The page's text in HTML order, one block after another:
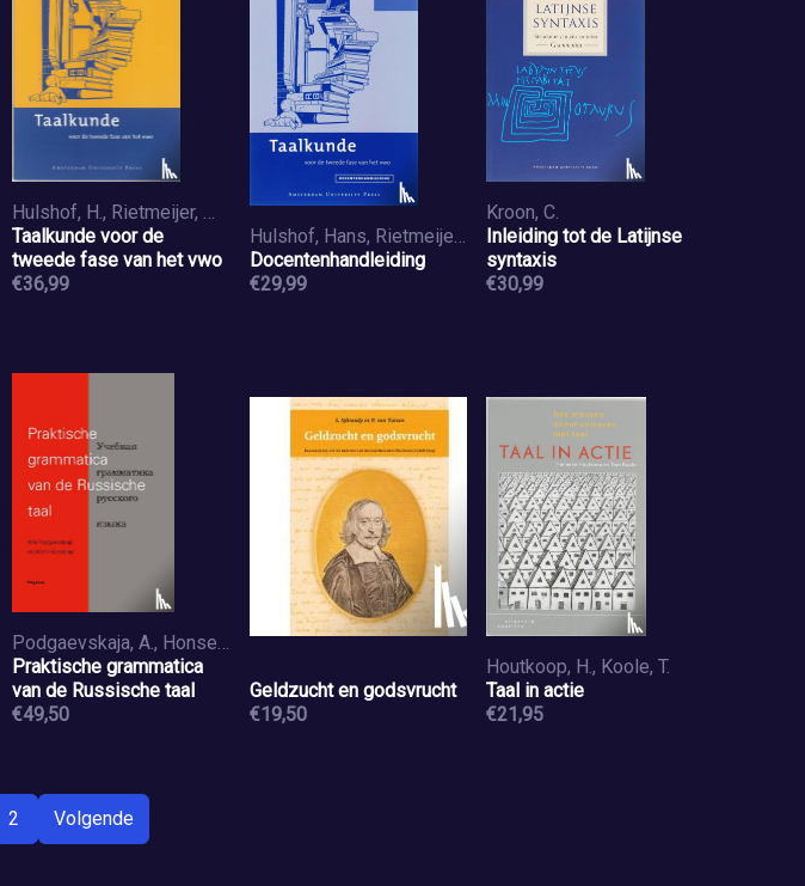
Hulshof, H., Rietmeijer, M., Verhagen, A.
Taalkunde voor de
tweede fase van het vwo
€36,99
Hulshof, Hans, Rietmeijer, Maaike, Verhagen, Arie
Docentenhandleiding
€29,99
Kroon, C.
Inleiding tot de Latijnse
syntaxis
€30,99
Podgaevskaja, A., Honselaar, W.
Praktische grammatica
van de Russische taal
€49,50
Geldzucht en godsvrucht
€19,50
Houtkoop, H., Koole, T.
Taal in actie
€21,95
2 Volgende